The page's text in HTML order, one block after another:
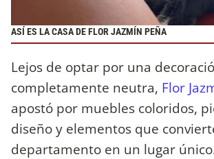
ASÍ ES LA CASA DE FLOR JAZMÍN PEÑA
Lejos de optar por una
completamente neutra, Flor
apostó por muebles coloridos,
diseño y elementos que
departamento en un lugar